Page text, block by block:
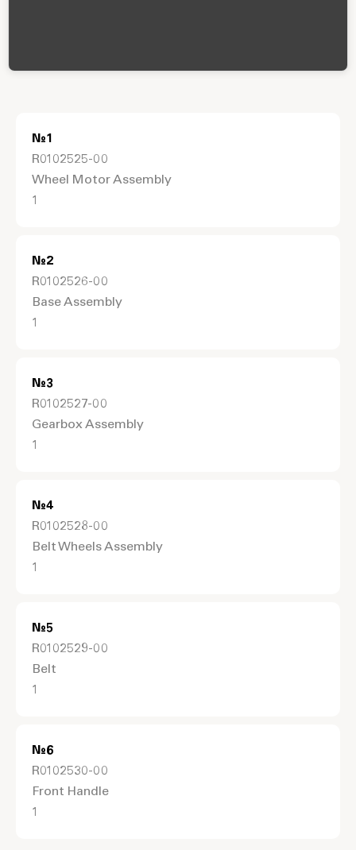
№1
R0102525-00
Wheel Motor Assembly
1
№2
R0102526-00
Base Assembly
1
№3
R0102527-00
Gearbox Assembly
1
№4
R0102528-00
Belt Wheels Assembly
1
№5
R0102529-00
Belt
1
№6
R0102530-00
Front Handle
1